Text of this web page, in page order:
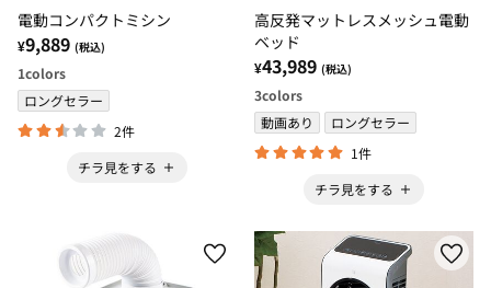
電動コンパクトミシン
¥9,889 (税込)
1colors
ロングセラー
2件
チラ見をする
高反発マットレスメッシュ電動
ベッド
¥43,989 (税込)
3colors
動画あり
ロングセラー
1件
チラ見をする